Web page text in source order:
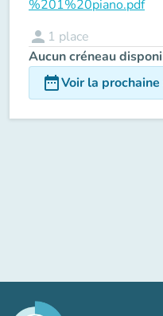
%201%20piano.pdf
person 1 place
Aucun créneau
date_rangeVoir la